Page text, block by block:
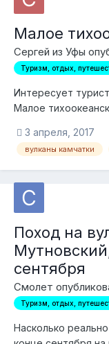
Малое
Сергей из Уфы
Туризм, отдых,
Интересует
Малое
наше. Продукты —
продуктами либо
стоимость?
3 апреля, 2017
вулканы камчатки
Поход на
сентября
Смолет
Туризм, отдых,
Насколько